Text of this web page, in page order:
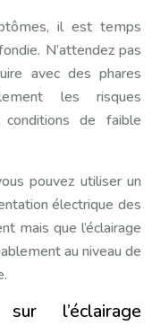
il est temps
N’attendez pas
avec des phares
les risques
conditions de faible
pouvez utiliser un
électrique des
mais que l’éclairage
au niveau de
l’éclairage